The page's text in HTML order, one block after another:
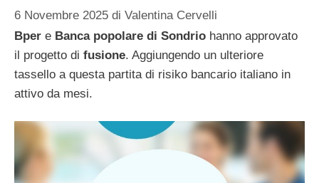
6 Novembre 2025 di Valentina Cervelli
Bper e Banca popolare di Sondrio hanno approvato
il progetto di fusione. Aggiungendo un ulteriore
tassello a questa partita di risiko bancario italiano in
attivo da mesi.